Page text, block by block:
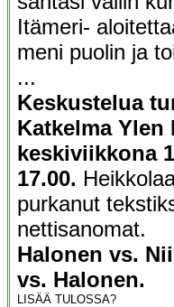
Itämeri-
meni puolin ja
...
Keskustelua
Katkelma Ylen
keskiviikkona
17.00.
purkanut
nettisanomat.
Halonen vs.
vs. Halonen.
LISÄÄ TULOSSA?